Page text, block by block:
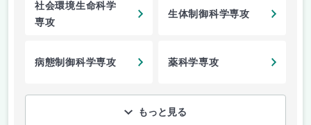
社会環境生命科学
専攻
生体制御科学専攻
病態制御科学専攻 薬科学専攻
もっと見る